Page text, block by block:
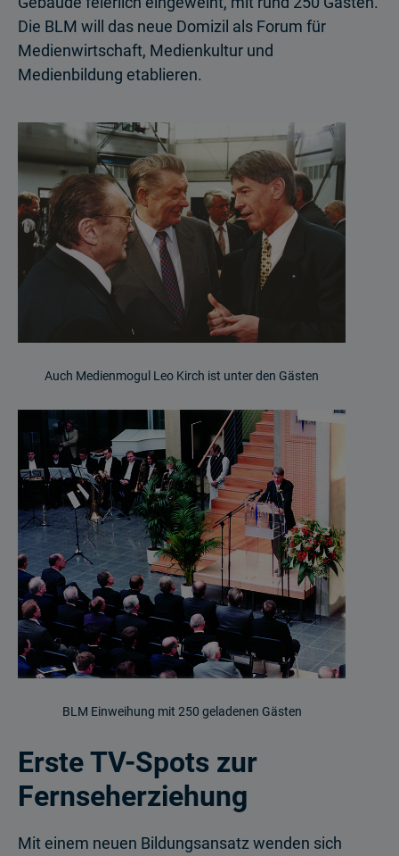
Die BLM will das neue Domizil als Forum für
Medienwirtschaft, Medienkultur und
Medienbildung etablieren.
Auch Medienmogul Leo Kirch ist unter den Gästen
BLM Einweihung mit 250 geladenen Gästen
Erste TV-Spots zur
Fernseherziehung
Mit einem neuen Bildungsansatz wenden sich